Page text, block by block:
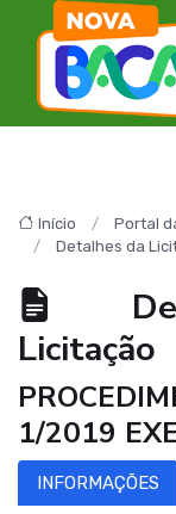
Início Portal
Detalhes da
Licitação
1/2019
INFORMAÇÕES